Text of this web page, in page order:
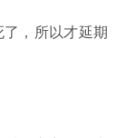
了，所以才延期